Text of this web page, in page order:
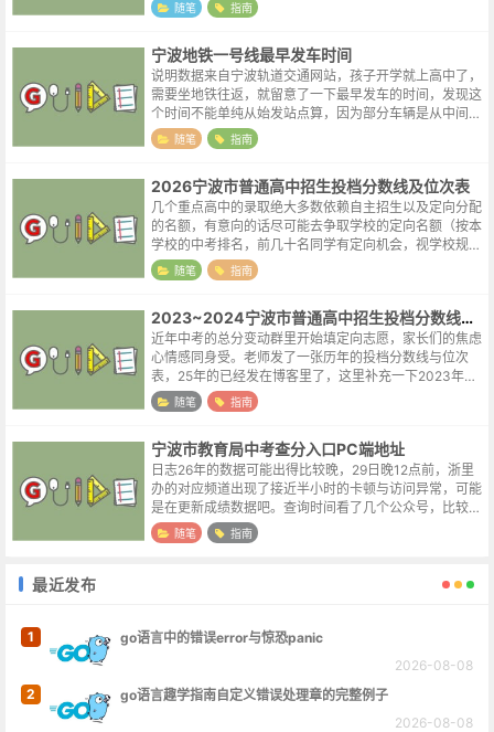
随笔 指南
宁波地铁一号线最早发车时间
说明数据来自宁波轨道交通网站，孩子开学就上高中了，
需要坐地铁往返，就留意了一下最早发车的时间，发现这
个时间不能单纯从始发站点算，因为部分车辆是从中间站
点始发的，比如表格中的往霞浦方向首班车，这一方向在
中间站点东环南路也有一趟车首发，所...
随笔 指南
2026宁波市普通高中招生投档分数线及位次表
几个重点高中的录取绝大多数依赖自主招生以及定向分配
的名额，有意向的话尽可能去争取学校的定向名额（按本
学校的中考排名，前几十名同学有定向机会，视学校规模
不同名额会有较大出入）。孩子能进好的学校，那自然得
之我幸，但孩子努力了却没有考到满意...
随笔 指南
2023~2024宁波市普通高中招生投档分数线及位次表
近年中考的总分变动群里开始填定向志愿，家长们的焦虑
心情感同身受。老师发了一张历年的投档分数线与位次
表，25年的已经发在博客里了，这里补充一下2023年与
2024年的。因为2026年宁波的中考总分为660，与前两
年相同，23年的数据其实...
随笔 指南
宁波市教育局中考查分入口PC端地址
日志26年的数据可能出得比较晚，29日晚12点前，浙里
办的对应频道出现了接近半小时的卡顿与访问异常，可能
是在更新成绩数据吧。查询时间看了几个公众号，比较统
一的说法是30日下午2点，希望查分网站到时候能坚挺一
点。查分方式浙里办APP -...
随笔 指南
最近发布
1
go语言中的错误error与惊恐panic
2026-08-08
2
go语言趣学指南自定义错误处理章的完整例子
2026-08-08